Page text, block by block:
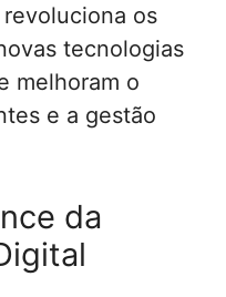
os
tecnologias
melhoram o
e a gestão
da